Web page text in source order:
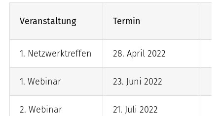
Veranstaltung Termin
1. Netzwerktreffen 28. April 2022
1. Webinar 23. Juni 2022
2. Webinar 21. Juli 2022